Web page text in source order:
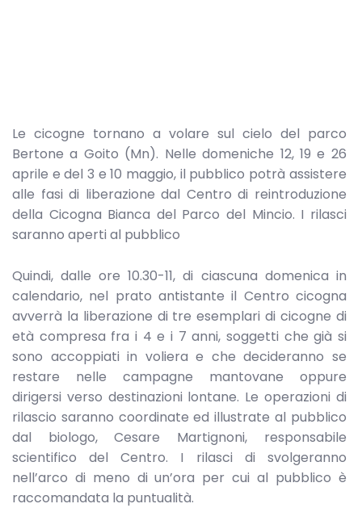
Le cicogne tornano a volare sul cielo del parco
Bertone a Goito (Mn). Nelle domeniche 12, 19 e 26
aprile e del 3 e 10 maggio, il pubblico potrà assistere
alle fasi di liberazione dal Centro di reintroduzione
della Cicogna Bianca del Parco del Mincio. I rilasci
saranno aperti al pubblico
Quindi, dalle ore 10.30-11, di ciascuna domenica in
calendario, nel prato antistante il Centro cicogna
avverrà la liberazione di tre esemplari di cicogne di
età compresa fra i 4 e i 7 anni, soggetti che già si
sono accoppiati in voliera e che decideranno se
restare nelle campagne mantovane oppure
dirigersi verso destinazioni lontane. Le operazioni di
rilascio saranno coordinate ed illustrate al pubblico
dal biologo, Cesare Martignoni, responsabile
scientifico del Centro. I rilasci di svolgeranno
nell’arco di meno di un’ora per cui al pubblico è
raccomandata la puntualità.